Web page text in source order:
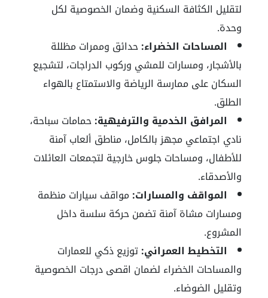
لتقليل الكثافة السكنية وضمان الخصوصية لكل
وحدة.
المساحات الخضراء:حدائق وممرات مظللة
بالأشجار، ومسارات للمشي وركوب الدراجات، لتشجيع
السكان على ممارسة الرياضة والاستمتاع بالهواء
الطلق.
المرافق الخدمية والترفيهية:حمامات سباحة،
نادي اجتماعي مجهز بالكامل، مناطق ألعاب آمنة
للأطفال، ومساحات جلوس خارجية لتجمعات العائلات
والأصدقاء.
المواقف والمسارات: مواقف سيارات منظمة
ومسارات مشاة آمنة تضمن حركة سلسة داخل
المشروع.
التخطيط العمراني:توزيع ذكي للعمارات
والمساحات الخضراء لضمان اقصى درجات الخصوصية
وتقليل الضوضاء.